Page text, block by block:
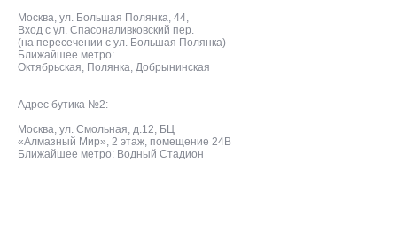
Москва, ул. Большая Полянка, 44,
Вход с ул. Спасоналивковский пер.
(на пересечении с ул. Большая Полянка)
Ближайшее метро:
Октябрьская, Полянка, Добрынинская
Адрес бутика №2:
Москва, ул. Смольная, д.12, БЦ
«Алмазный Мир», 2 этаж, помещение 24В
Ближайшее метро: Водный Стадион